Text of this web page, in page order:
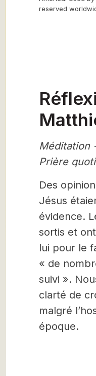
reserved
Méditation
Prière
Des
Jésus
évidence.
sortis et
lui pour le
« de
suivi ».
clarté de
malgré
époque.